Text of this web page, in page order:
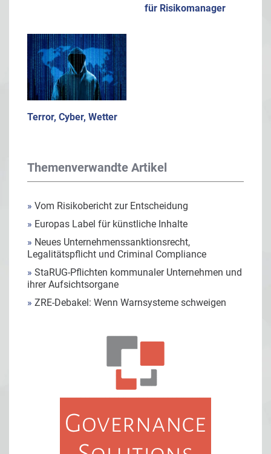
für Risikomanager
Terror, Cyber, Wetter
Themenverwandte Artikel
» Vom Risikobericht zur Entscheidung
» Europas Label für künstliche Inhalte
» Neues Unternehmenssanktionsrecht,
Legalitätspflicht und Criminal Compliance
» StaRUG-Pflichten kommunaler Unternehmen und
ihrer Aufsichtsorgane
» ZRE-Debakel: Wenn Warnsysteme schweigen